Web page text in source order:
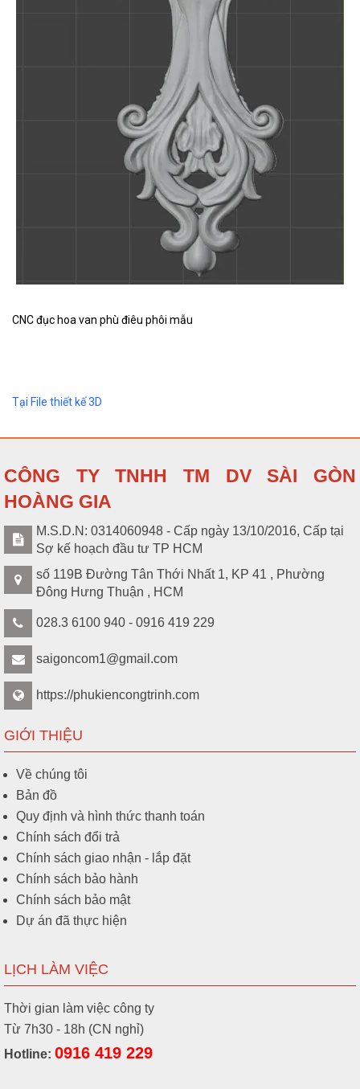
CNC đục hoa van phù điêu phôi mẫu
Tại File thiết kế 3D
CÔNG TY TNHH TM DV SÀI GÒN
HOÀNG GIA
M.S.D.N: 0314060948 - Cấp ngày 13/10/2016, Cấp tại
Sợ kế hoạch đầu tư TP HCM
số 119B Đường Tân Thới Nhất 1, KP 41 , Phường
Đông Hưng Thuận , HCM
028.3 6100 940 - 0916 419 229
saigoncom1@gmail.com
https://phukiencongtrinh.com
GIỚI THIỆU
Về chúng tôi
Bản đồ
Quy định và hình thức thanh toán
Chính sách đổi trả
Chính sách giao nhận - lắp đặt
Chính sách bảo hành
Chính sách bảo mật
Dự án đã thực hiện
LỊCH LÀM VIỆC
Thời gian làm việc công ty
Từ 7h30 - 18h (CN nghỉ)
Hotline: 0916 419 229